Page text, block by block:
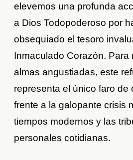
elevemos una profunda
a Dios Todopoderoso por
obsequiado el tesoro
Inmaculado Corazón. Para
almas angustiadas, este
representa el único faro de
frente a la galopante crisis
tiempos modernos y las
personales cotidianas.